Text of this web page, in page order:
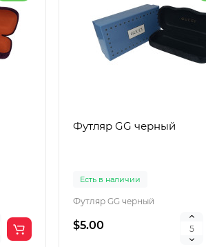
Футляр GG черный
Есть в наличии
Футляр GG черный
$5.00